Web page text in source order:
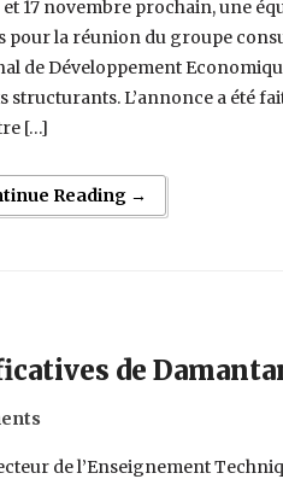
et 17 novembre prochain, une
pour la réunion du groupe
de Développement
structurants. L’annonce a été
[…]
Reading →
de
de l’Enseignement